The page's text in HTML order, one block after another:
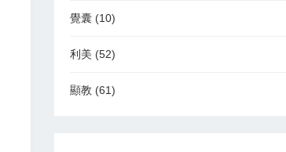
覺囊 (10)
利美 (52)
顯教 (61)